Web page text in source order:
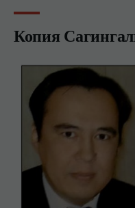
Копия